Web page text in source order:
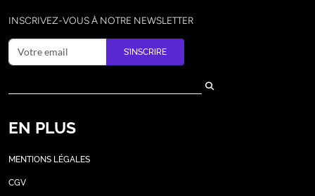
INSCRIVEZ-VOUS À NOTRE NEWSLETTER
S’INSCRIRE
EN PLUS
MENTIONS LÉGALES
CGV